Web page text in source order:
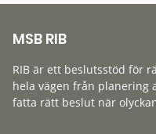
MSB RIB
RIB är ett beslutsstöd för
hela vägen från
fatta rätt beslut när